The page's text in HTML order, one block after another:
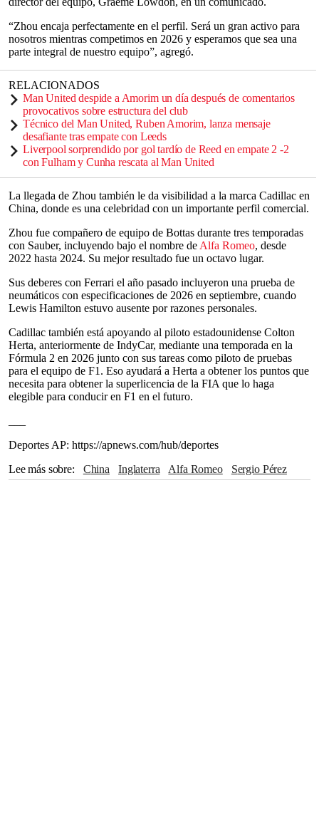
“Zhou encaja perfectamente en el perfil. Será un gran activo para
nosotros mientras competimos en 2026 y esperamos que sea una
parte integral de nuestro equipo”, agregó.
RELACIONADOS
Man United despide a Amorim un día después de comentarios
provocativos sobre estructura del club
Técnico del Man United, Ruben Amorim, lanza mensaje
desafiante tras empate con Leeds
Liverpool sorprendido por gol tardío de Reed en empate 2 -2
con Fulham y Cunha rescata al Man United
La llegada de Zhou también le da visibilidad a la marca Cadillac en
China, donde es una celebridad con un importante perfil comercial.
Zhou fue compañero de equipo de Bottas durante tres temporadas
con Sauber, incluyendo bajo el nombre de Alfa Romeo, desde
2022 hasta 2024. Su mejor resultado fue un octavo lugar.
Sus deberes con Ferrari el año pasado incluyeron una prueba de
neumáticos con especificaciones de 2026 en septiembre, cuando
Lewis Hamilton estuvo ausente por razones personales.
Cadillac también está apoyando al piloto estadounidense Colton
Herta, anteriormente de IndyCar, mediante una temporada en la
Fórmula 2 en 2026 junto con sus tareas como piloto de pruebas
para el equipo de F1. Eso ayudará a Herta a obtener los puntos que
necesita para obtener la superlicencia de la FIA que lo haga
elegible para conducir en F1 en el futuro.
Deportes AP: https://apnews.com/hub/deportes
Lee más sobre
China Inglaterra Alfa Romeo
Sergio Pérez